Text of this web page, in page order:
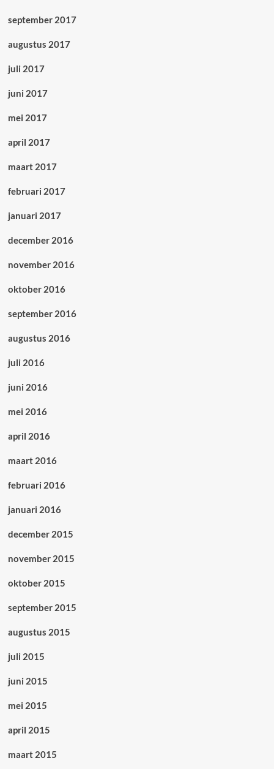
september 2017
augustus 2017
juli 2017
juni 2017
mei 2017
april 2017
maart 2017
februari 2017
januari 2017
december 2016
november 2016
oktober 2016
september 2016
augustus 2016
juli 2016
juni 2016
mei 2016
april 2016
maart 2016
februari 2016
januari 2016
december 2015
november 2015
oktober 2015
september 2015
augustus 2015
juli 2015
juni 2015
mei 2015
april 2015
maart 2015